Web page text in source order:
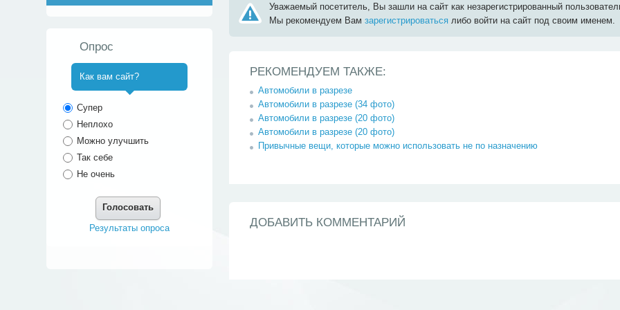
Уважаемый посетитель, Вы зашли на сайт как незарегистрированный
Мы рекомендуем Вамзарегистрироваться либо войти на сайт под своим именем.
РЕКОМЕНДУЕМ ТАКЖЕ:
Автомобили в разрезе
Автомобили в разрезе (34 фото)
Автомобили в разрезе (20 фото)
Автомобили в разрезе (20 фото)
Привычные вещи, которые можно использовать не по назначению
ДОБАВИТЬ КОММЕНТАРИЙ
Опрос
Как вам сайт?
Супер
Неплохо
Можно улучшить
Так себе
Не очень
Голосовать
Результаты опроса